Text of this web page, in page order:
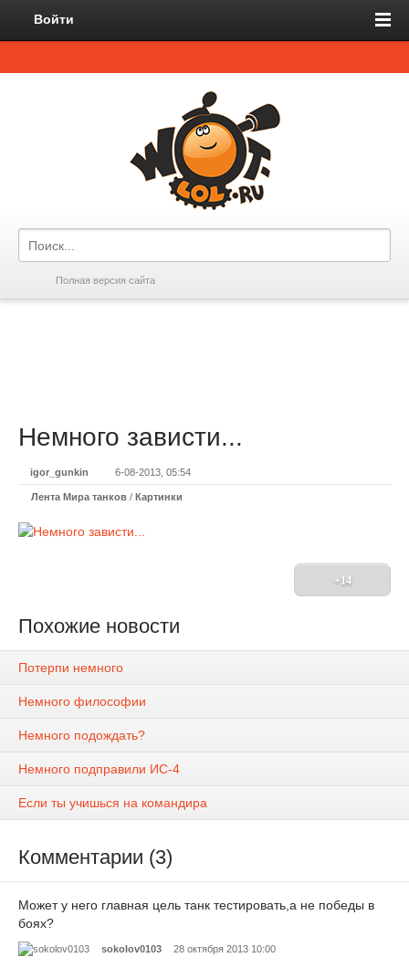
Войти
Полная версия сайта
Немного зависти...
igor_gunkin 6-08-2013, 05:54
Лента Мира танков / Картинки
+14
Похожие новости
Потерпи немного
Немного философии
Немного подождать?
Немного подправили ИС-4
Если ты учишься на командира
Комментарии (3)
Может у него главная цель танк тестировать,а не победы в
боях?
sokolov0103 28 октября 2013 10:00